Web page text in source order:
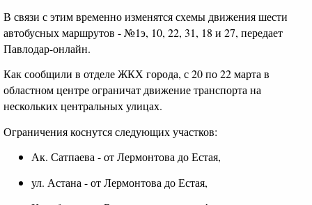
В связи с этим временно изменятся схемы движения шести
автобусных маршрутов - №1э, 10, 22, 31, 18 и 27, передает
Павлодар-онлайн.
Как сообщили в отделе ЖКХ города, с 20 по 22 марта в
областном центре ограничат движение транспорта на
нескольких центральных улицах.
Ограничения коснутся следующих участков:
Ак. Сатпаева - от Лермонтова до Естая,
ул. Астана - от Лермонтова до Естая,